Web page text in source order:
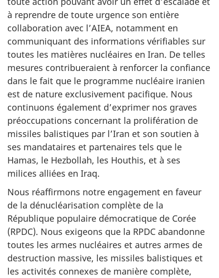
à reprendre de toute urgence son entière
collaboration avec l’AIEA, notamment en
communiquant des informations vérifiables sur
toutes les matières nucléaires en Iran. De telles
mesures contribueraient à renforcer la confiance
dans le fait que le programme nucléaire iranien
est de nature exclusivement pacifique. Nous
continuons également d’exprimer nos graves
préoccupations concernant la prolifération de
missiles balistiques par l’Iran et son soutien à
ses mandataires et partenaires tels que le
Hamas, le Hezbollah, les Houthis, et à ses
milices alliées en Iraq.
Nous réaffirmons notre engagement en faveur
de la dénucléarisation complète de la
République populaire démocratique de Corée
(RPDC). Nous exigeons que la RPDC abandonne
toutes les armes nucléaires et autres armes de
destruction massive, les missiles balistiques et
les activités connexes de manière complète,